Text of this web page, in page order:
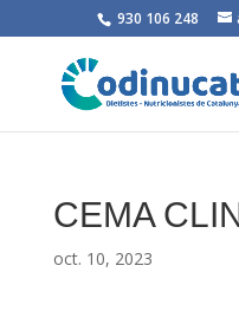
930 106 248
CEMA
oct. 10, 2023